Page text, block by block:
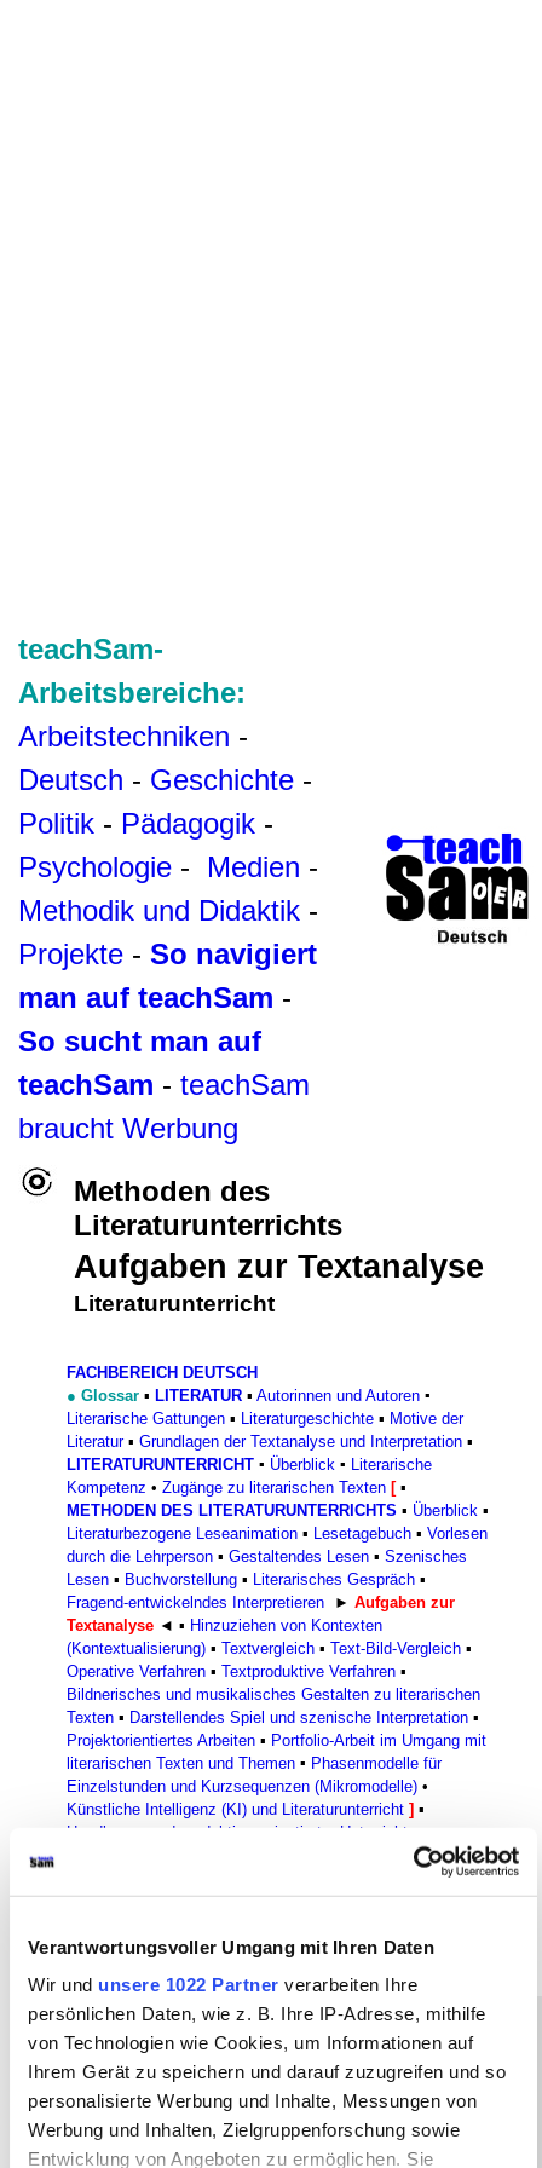
Verantwortungsvoller Umgang mit Ihren Daten
Wir und unsere 1022 Partner verarbeiten Ihre
persönlichen Daten, wie z. B. Ihre IP-Adresse, mithilfe
von Technologien wie Cookies, um Informationen auf
Ihrem Gerät zu speichern und darauf zuzugreifen und so
personalisierte Werbung und Inhalte, Messungen von
Werbung und Inhalten, Zielgruppenforschung sowie
Entwicklung von Angeboten zu ermöglichen. Sie
teachSam-
Arbeitsbereiche:
Arbeitstechniken -
Deutsch - Geschichte -
Politik - Pädagogik -
Psychologie - Medien -
Methodik und Didaktik -
Projekte - So navigiert
man auf teachSam -
So sucht man auf
teachSam - teachSam
braucht Werbung
Methoden des
Literaturunterrichts
Aufgaben zur Textanalyse
Literaturunterricht
FACHBEREICH DEUTSCH
● Glossar ▪ LITERATUR ▪ Autorinnen und Autoren ▪
Literarische Gattungen ▪ Literaturgeschichte ▪ Motive der
Literatur▪ Grundlagen der Textanalyse und Interpretation ▪
LITERATURUNTERRICHT ▪ Überblick ▪ Literarische
Kompetenz • Zugänge zu literarischen Texten [ ▪
METHODEN DES LITERATURUNTERRICHTS ▪ Überblick ▪
Literaturbezogene Leseanimation ▪ Lesetagebuch ▪ Vorlesen
durch die Lehrperson ▪ Gestaltendes Lesen ▪ Szenisches
Lesen ▪ Buchvorstellung ▪ Literarisches Gespräch ▪
Fragend-entwickelndes Interpretieren
► Aufgaben zur
Textanalyse ◄ ▪ Hinzuziehen von Kontexten
(Kontextualisierung) ▪ Textvergleich ▪ Text-Bild-Vergleich ▪
Operative Verfahren ▪ Textproduktive Verfahren ▪
Bildnerisches und musikalisches Gestalten zu literarischen
Texten ▪ Darstellendes Spiel und szenische Interpretation ▪
Projektorientiertes Arbeiten ▪ Portfolio-Arbeit im Umgang mit
literarischen Texten und Themen ▪ Phasenmodelle für
Einzelstunden und Kurzsequenzen (Mikromodelle) •
Künstliche Intelligenz (KI) und Literaturunterricht ] ▪
Handlungs- und produktionsorientierter Unterricht
Verschiedene literaturdidaktische Aspekte und Aufgaben▪
Schreibaufgaben im Literaturunterricht ▪
Textauswahl ●Schreibformen ●Operatoren im Fach
In diesem Arbeitsbereich zu den
Methoden des Literaturunterrichts
können Sie sich mit den